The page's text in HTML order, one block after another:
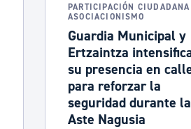
Cultura
Turismo
PARTICIPACIÓN
ASOCIACIONISMO
Guardia Municipal y
Ertzaintza
su presencia en
para reforzar la
seguridad durante la
Aste Nagusia